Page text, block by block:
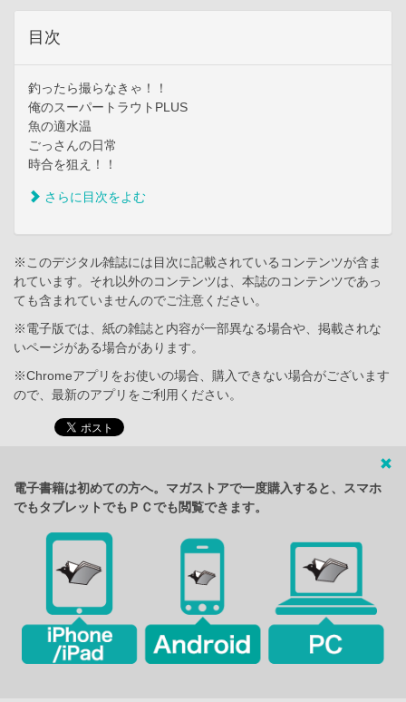
目次
釣ったら撮らなきゃ！！
俺のスーパートラウトPLUS
魚の適水温
ごっさんの日常
時合を狙え！！
さらに目次をよむ
※このデジタル雑誌には目次に記載されているコンテンツが含ま
れています。それ以外のコンテンツは、本誌のコンテンツであっ
ても含まれていませんのでご注意ください。
※電子版では、紙の雑誌と内容が一部異なる場合や、掲載されな
いページがある場合があります。
※Chromeアプリをお使いの場合、購入できない場合がございます
ので、最新のアプリをご利用ください。
電子書籍は初めての方へ。マガストアで一度購入すると、スマホ
でもタブレットでもＰＣでも閲覧できます。